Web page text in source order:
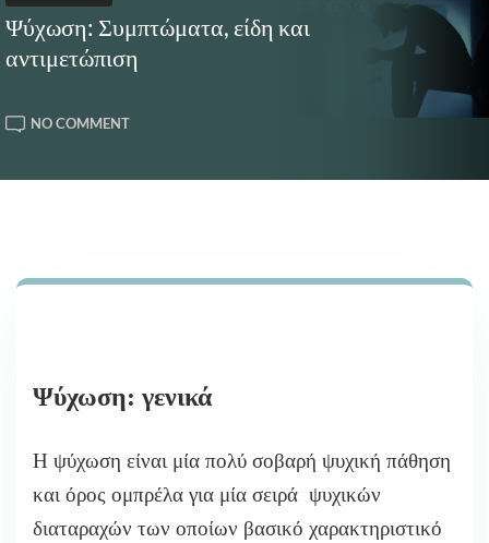
Ψύχωση: Συμπτώματα, είδη και
αντιμετώπιση
NO COMMENTON
Ψύχωση: γενικά
Η ψύχωση είναι μία πολύ σοβαρή ψυχική πάθηση
και όρος ομπρέλα για μία σειρά ψυχικών
διαταραχών των οποίων βασικό χαρακτηριστικό